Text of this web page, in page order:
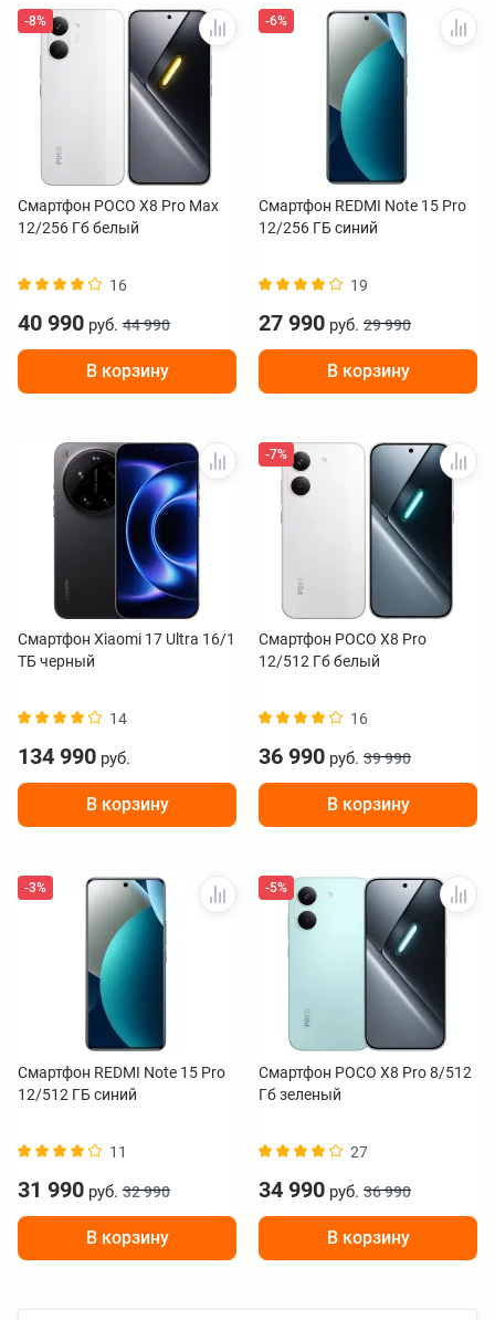
-8%
Смартфон POCO X8 Pro Max
12/256 Гб белый
16
40 990 руб. 44 990
В корзину
-6%
Смартфон REDMI Note 15 Pro
12/256 ГБ синий
19
27 990 руб. 29 990
В корзину
Смартфон Xiaomi 17 Ultra 16/1
ТБ черный
14
134 990 руб.
В корзину
-7%
Смартфон POCO X8 Pro
12/512 Гб белый
16
36 990 руб. 39 990
В корзину
-3%
Смартфон REDMI Note 15 Pro
12/512 ГБ синий
11
31 990 руб. 32 990
В корзину
-5%
Смартфон POCO X8 Pro 8/512
Гб зеленый
27
34 990 руб. 36 990
В корзину